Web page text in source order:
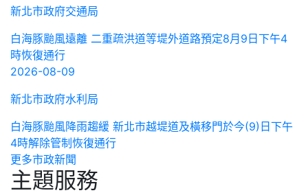
新北市政府交通局
白海豚颱風遠離 二重疏洪道等堤外道路預定8月9日下午4
時恢復通行
2026-08-09
新北市政府水利局
白海豚颱風降雨趨緩 新北市越堤道及橫移門於今(9)日下午
4時解除管制恢復通行
更多市政新聞
主題服務